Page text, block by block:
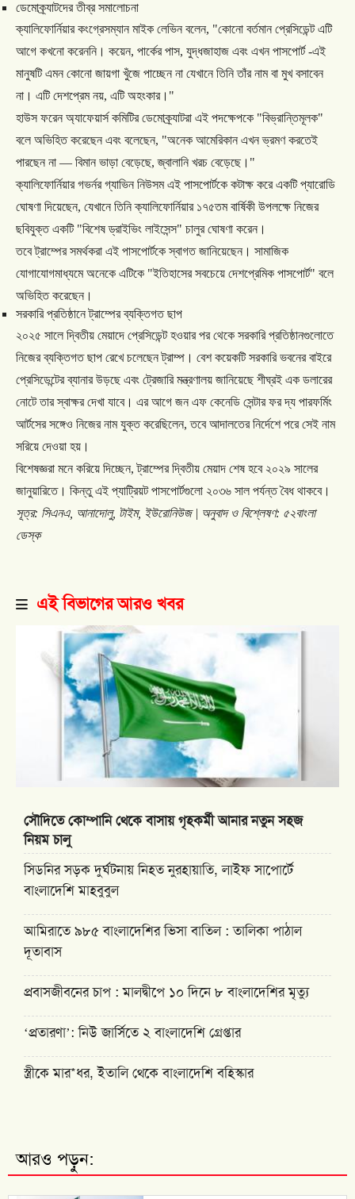
ডেমোক্র্যাটদের তীব্র সমালোচনা
ক্যালিফোর্নিয়ার কংগ্রেসম্যান মাইক লেভিন বলেন, "কোনো বর্তমান প্রেসিডেন্ট এটি
আগে কখনো করেননি। কয়েন, পার্কের পাস, যুদ্ধজাহাজ এবং এখন পাসপোর্ট-এই
মানুষটি এমন কোনো জায়গা খুঁজে পাচ্ছেন না যেখানে তিনি তাঁর নাম বা মুখ বসাবেন
না। এটি দেশপ্রেম নয়, এটি অহংকার। "
হাউস ফরেন অ্যাফেয়ার্স কমিটির ডেমোক্র্যাটরা এই পদক্ষেপকে "বিভ্রান্তিমূলক"
বলে অভিহিত করেছেন এবং বলেছেন, "অনেক আমেরিকান এখন ভ্রমণ করতেই
পারছেন না — বিমান ভাড়া বেড়েছে,জ্বালানি খরচ বেড়েছে। "
ক্যালিফোর্নিয়ার গভর্নর গ্যাভিন নিউসম এই পাসপোর্টকে কটাক্ষ করে একটি প্যারোডি
ঘোষণা দিয়েছেন, যেখানে তিনি ক্যালিফোর্নিয়ার ১৭৫তম বার্ষিকী উপলক্ষে নিজের
ছবিযুক্ত একটি"বিশেষ ড্রাইভিং লাইসেন্স" চালুর ঘোষণা করেন।
তবে ট্রাম্পের সমর্থকরা এই পাসপোর্টকে স্বাগত জানিয়েছেন। সামাজিক
যোগাযোগমাধ্যমে অনেকে এটিকে "ইতিহাসের সবচেয়ে দেশপ্রেমিক পাসপোর্ট" বলে
অভিহিত করেছেন।
সরকারি প্রতিষ্ঠানে ট্রাম্পের ব্যক্তিগত ছাপ
২০২৫ সালে দ্বিতীয় মেয়াদে প্রেসিডেন্ট হওয়ার পর থেকে সরকারি প্রতিষ্ঠানগুলোতে
নিজের ব্যক্তিগত ছাপ রেখে চলেছেন ট্রাম্প। বেশ কয়েকটি সরকারি ভবনের বাইরে
প্রেসিডেন্টের ব্যানার উড়ছে এবং ট্রেজারি মন্ত্রণালয় জানিয়েছে শীঘ্রই এক ডলারের
নোটে তার স্বাক্ষর দেখা যাবে। এর আগে জন এফ কেনেডি সেন্টার ফর দ্য পারফর্মিং
আর্টসের সঙ্গেও নিজের নাম যুক্ত করেছিলেন,তবে আদালতের নির্দেশে পরে সেই নাম
সরিয়ে দেওয়া হয়।
বিশেষজ্ঞরা মনে করিয়ে দিচ্ছেন,ট্রাম্পের দ্বিতীয় মেয়াদ শেষ হবে ২০২৯ সালের
জানুয়ারিতে। কিন্তু এই প্যাট্রিয়ট পাসপোর্টগুলো ২০৩৬ সাল পর্যন্ত বৈধ থাকবে।
সূত্র: সিএনএ, আনাদোলু, টাইম, ইউরোনিউজ| অনুবাদ ও বিশ্লেষণ: ৫২বাংলা
ডেস্ক
এই বিভাগের আরও খবর
সৌদিতে কোম্পানি থেকে বাসায় গৃহকর্মী আনার নতুন সহজ
নিয়ম চালু
সিডনির সড়ক দুর্ঘটনায় নিহত নুরহায়াতি, লাইফ সাপোর্টে
বাংলাদেশি মাহবুবুল
আমিরাতে ৯৮৫ বাংলাদেশির ভিসা বাতিল : তালিকা পাঠাল
দূতাবাস
প্রবাসজীবনের চাপ : মালদ্বীপে ১০ দিনে ৮ বাংলাদেশির মৃত্যু
‘প্রতারণা’: নিউ জার্সিতে ২ বাংলাদেশি গ্রেপ্তার
স্ত্রীকে মার*ধর, ইতালি থেকে বাংলাদেশি বহিস্কার
আরও পড়ুন: